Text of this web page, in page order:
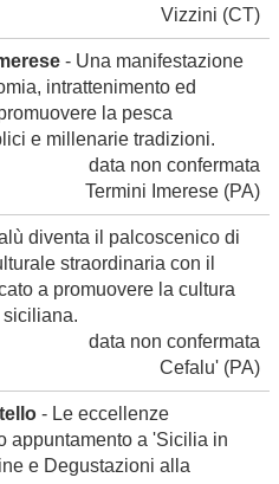
Vizzini (CT)
- Una manifestazione
intrattenimento ed
la pesca
e millenarie tradizioni.
data non confermata
Termini Imerese (PA)
diventa il palcoscenico di
straordinaria con il
a promuovere la cultura
data non confermata
Cefalu' (PA)
- Le eccellenze
appuntamento a 'Sicilia in
e Degustazioni alla